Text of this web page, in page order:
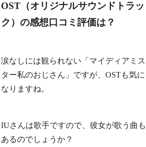
OST（オリジナルサウンドトラッ
ク）の感想口コミ評価は？
涙なしには観られない「マイディアミス
ター私のおじさん」ですが、OSTも気に
なりますね。
IUさんは歌手ですので、彼女が歌う曲も
あるのでしょうか？